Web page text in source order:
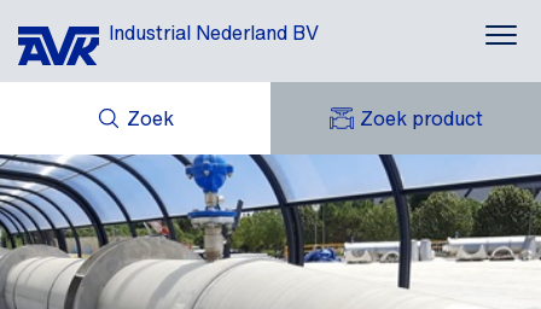
Industrial Nederland BV
Zoek Zoek product
NIEUWS
DOWNLOADS
CASE STORIES
CONTACT
MIJN OFFERTES
MIJN AVK
AVK HOLDING (GROUP)
AVK NEDERLAND